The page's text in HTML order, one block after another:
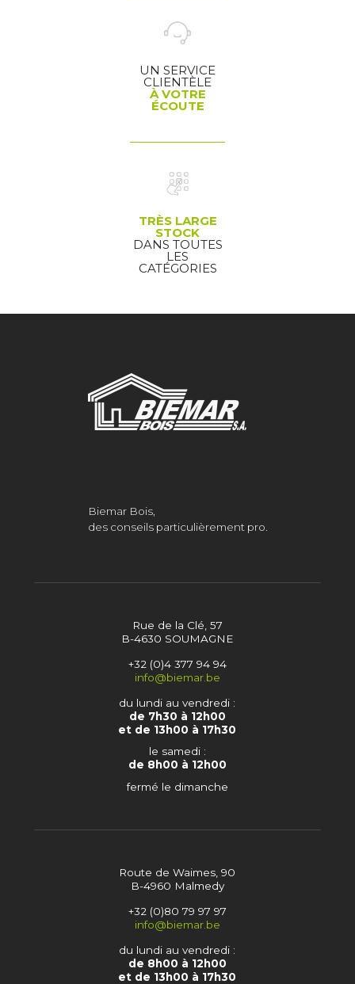
UN SERVICE
CLIENTÈLE
À VOTRE
ÉCOUTE
TRÈS LARGE
STOCK
DANS TOUTES
LES
CATÉGORIES
Biemar Bois,
des conseils particulièrement pro.
Rue de la Clé, 57
B-4630 SOUMAGNE
+32 (0)4 377 94 94
info@biemar.be
du lundi au vendredi :
de 7h30 à 12h00
et de 13h00 à 17h30
le samedi :
de 8h00 à 12h00
fermé le dimanche
Route de Waimes, 90
B-4960 Malmedy
+32 (0)80 79 97 97
info@biemar.be
du lundi au vendredi :
de 8h00 à 12h00
et de 13h00 à 17h30